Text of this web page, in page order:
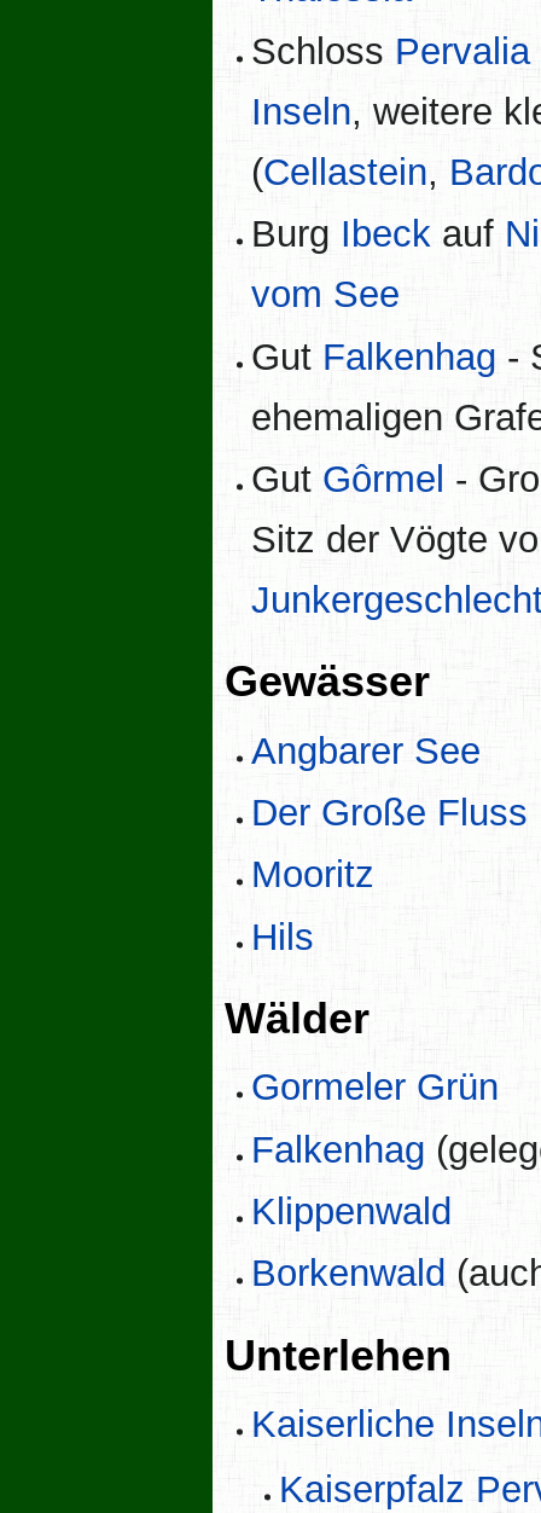
Schloss Pervalia
Inseln, weitere
(Cellastein,
Burg Ibeck auf
vom See
Gut Falkenhag -
ehemaligen
Gut Gôrmel -
Sitz der Vögte
Gewässer
Angbarer See
Der Große Fluss
Mooritz
Hils
Wälder
Gormeler Grün
Falkenhag
Klippenwald
Borkenwald
Unterlehen
Kaiserliche
Kaiserpfalz